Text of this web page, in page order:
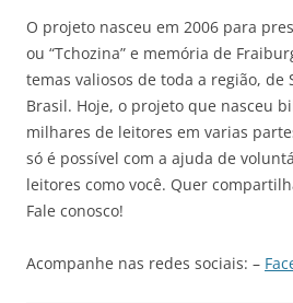
O projeto nasceu em 2006 para
ou “Tchozina” e memória de
temas valiosos de toda a região, de
Brasil. Hoje, o projeto que nasceu
milhares de leitores em varias
só é possível com a ajuda de
leitores como você. Quer
Fale conosco!
Acompanhe nas redes sociais: –